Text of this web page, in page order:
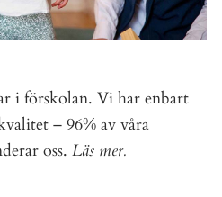
i förskolan. Vi har enbart
– 96% av våra
oss. Läs mer.